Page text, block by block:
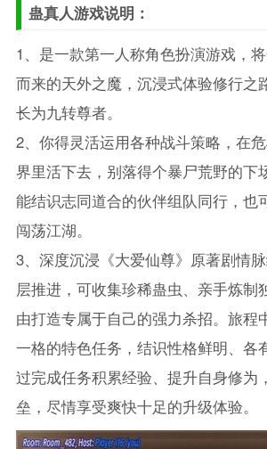
蛊真人游戏说明：
1、是一款第一人称角色扮演游戏，
而来的天外之魔，沉浸式体验修行之
长为九转尊者。
2、你得灵活运用各种战斗策略，在
界里活下去，别落得个暴尸荒野的下
能结识志同道合的伙伴组队同行，也
闯荡江湖。
3、深度沉浸《大爱仙尊》原著剧情
层推进，可收集珍稀蛊虫、亲手炼制
由打造专属于自己的强力杀招。旅程
一格的特色任务，结识性格鲜明、各
过完成任务积累经验、提升自身修为
垒，尽情享受爽快十足的升级体验。